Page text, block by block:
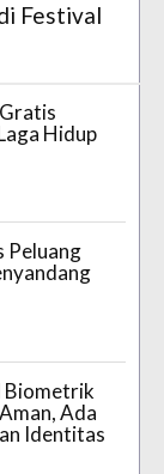
Festival
Hidup
Peluang
Biometrik
Ada
Identitas